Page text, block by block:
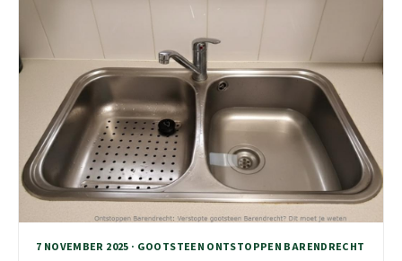
7 NOVEMBER 2025 · GOOTSTEEN ONTSTOPPEN BARENDRECHT